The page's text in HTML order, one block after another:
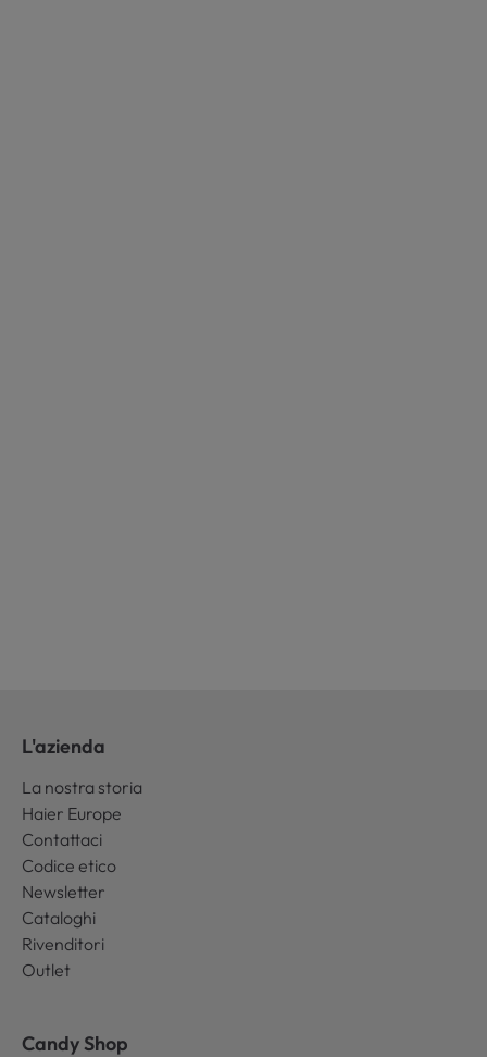
L'azienda
La nostra storia
Haier Europe
Contattaci
Codice etico
Newsletter
Cataloghi
Rivenditori
Outlet
Candy Shop